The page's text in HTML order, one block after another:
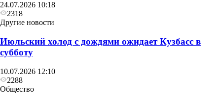
24.07.2026 10:18
2318
Другие новости
Июльский холод с дождями ожидает Кузбасс в
субботу
10.07.2026 12:10
2288
Общество